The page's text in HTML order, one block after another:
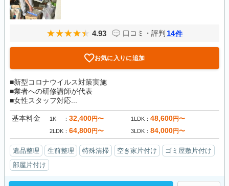
4.93 口コミ・評判 14件
お気に入りに追加
■新型コロナウイルス対策実施
■業者への研修講師が代表
■女性スタッフ対応...
基本料金 1K 32,400円〜 1LDK 48,600円〜
2LDK 64,800円〜 3LDK 84,000円〜
遺品整理 生前整理 特殊清掃 空き家片付け
ゴミ屋敷片付け
部屋片付け